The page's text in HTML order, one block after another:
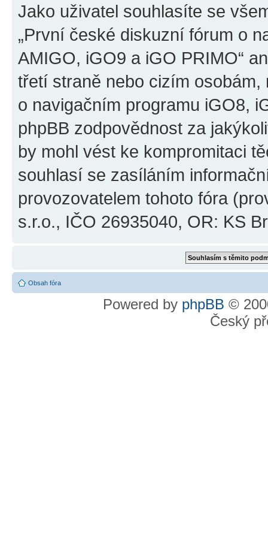
Jako uživatel souhlasíte se
„První české diskuzní fórum o
AMIGO, iGO9 a iGO PRIMO“
třetí straně nebo cizím
o navigačním programu iGO8,
phpBB zodpovědnost za
by mohl vést ke kompromitaci
souhlasí se zasíláním
provozovatelem tohoto fóra
s.r.o., IČO 26935040, OR: KS
Obsah fóra
Powered by phpBB ©
Český